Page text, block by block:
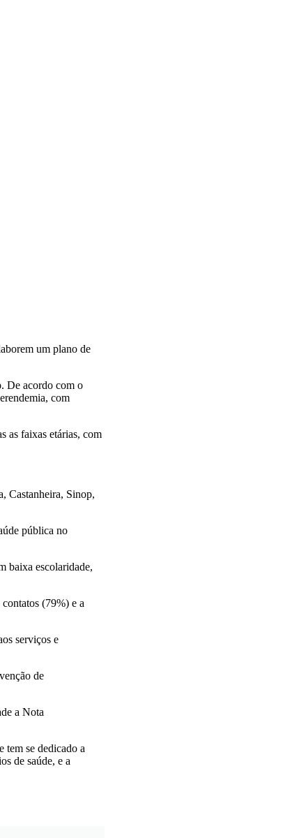
um plano de
De acordo com o
com
as faixas etárias, com
Castanheira, Sinop,
pública no
baixa escolaridade,
(79%) e a
serviços e
de
a Nota
tem se dedicado a
de saúde, e a